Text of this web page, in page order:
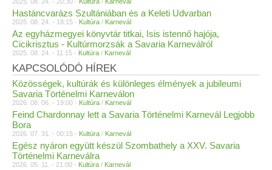
Hastáncvarázs Szultániában és a Keleti Udvarban
2025. 08. 24. - 18:15 - Kultúra / Karnevál
Az egyházmegyei könyvtár titkai, Isis istennő hajója,
Cicikrisztus - Kultúrmorzsák a Savaria Karneválról
2025. 08. 24. - 11:15 - Kultúra / Karnevál
KAPCSOLÓDÓ HÍREK
Közösségek, kultúrák és különleges élmények a jubileumi
Savaria Történelmi Karneválon
2026. 08. 06. - 19:00 - Kultúra / Karnevál
Feind Chardonnay lett a Savaria Történelmi Karnevál Legjobb
Bora
2026. 07. 31. - 00:15 - Kultúra / Karnevál
Egész nyáron együtt készül Szombathely a XXV. Savaria
Történelmi Karneválra
2026. 05. 11. - 21:00 - Kultúra / Karnevál